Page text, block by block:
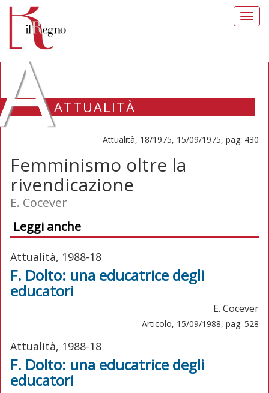
ATTUALITÀ
Attualità, 18/1975, 15/09/1975, pag. 430
Femminismo oltre la
rivendicazione
E. Cocever
Leggi anche
Attualità, 1988-18
F. Dolto: una educatrice degli
educatori
E. Cocever
Articolo, 15/09/1988, pag. 528
Attualità, 1988-18
F. Dolto: una educatrice degli
educatori